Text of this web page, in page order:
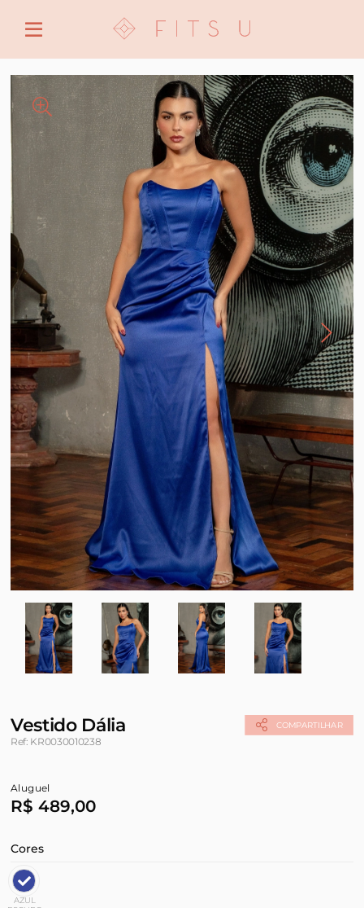
CRIAR NOVA CONTA
COMPARTILHAR
Vestido Dália
Ref: KR0030010238
Aluguel
R$ 489,00
Cores
AZUL